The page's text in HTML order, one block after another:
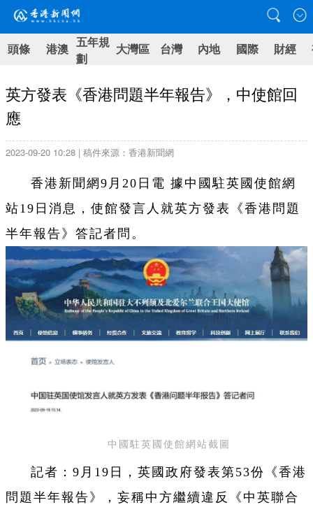
頭條 港澳 五年規
劃
大灣區 台灣 內地 國際 財經
英方發表《香港問題半年報告》，中使館回
應
2023-09-20 10:28 | 稿件來源：香港新聞網
香港新聞網9月20日電 據中國駐英國使館網
站19日消息，使館發言人就英方發表《香港問題
半年報告》答記者問。
中國駐英國使館網站截圖
記者：9月19日，英國政府發表第53份《香港
問題半年報告》，妄稱中方繼續違反《中英聯合